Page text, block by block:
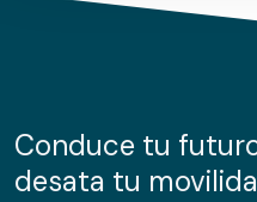
de cookies.
información sobre el uso
nuestros partners de
Conduce tu
desata tu